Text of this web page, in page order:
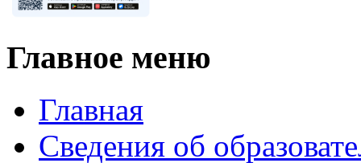
Главное меню
Главная
Сведения об